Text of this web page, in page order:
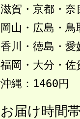
滋賀・京都・
岡山・広島・
香川・徳島・
福岡・大分・
沖縄：1460円
お届け時間